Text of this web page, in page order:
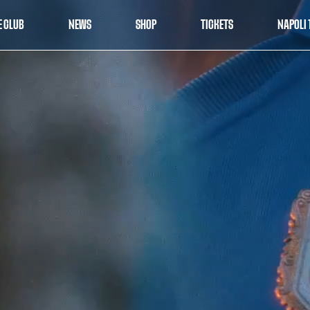
CLUB NEWS SHOP TICKETS NAPOLI